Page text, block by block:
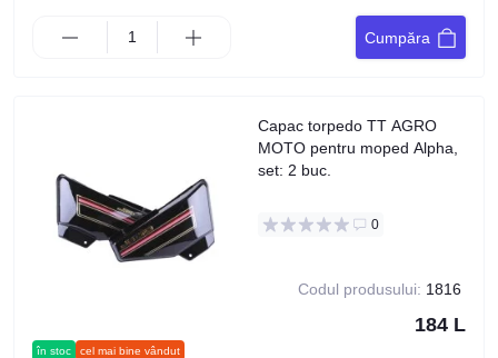
Cumpăra
în stoc cel mai bine vândut
Capac torpedo TT AGRO
MOTO pentru moped Alpha,
set: 2 buc.
0
Codul produsului: 1816
184 L